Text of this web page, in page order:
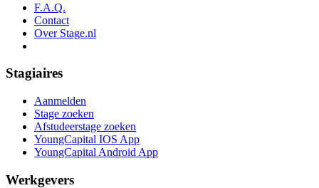
F.A.Q.
Contact
Over Stage.nl
Stagiaires
Aanmelden
Stage zoeken
Afstudeerstage zoeken
YoungCapital IOS App
YoungCapital Android App
Werkgevers